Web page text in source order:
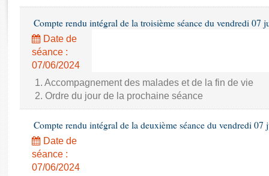
Baromètre de l’application des lois
Dossiers législatifs
Budget et sécurité sociale
Questions écrites et orales
Comptes rendus des débats
Compte rendu intégral de la troisième séance du vendredi 07
Date de
séance :
07/06/2024
1. Accompagnement des malades et de la fin de vie
2. Ordre du jour de la prochaine séance
Compte rendu intégral de la deuxième séance du vendredi 07
Date de
séance :
07/06/2024